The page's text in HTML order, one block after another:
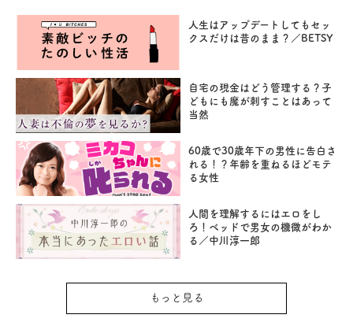
人生はアップデートしてもセッ
クスだけは昔のまま？／BETSY
自宅の現金はどう管理する？子
どもにも魔が刺すことはあって
当然
60歳で30歳年下の男性に告白さ
れる！？年齢を重ねるほどモテ
る女性
人間を理解するにはエロをし
ろ！ベッドで男女の機微がわか
る／中川淳一郎
もっと見る